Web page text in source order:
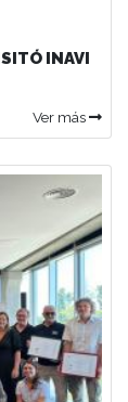
INAVI
Ver más